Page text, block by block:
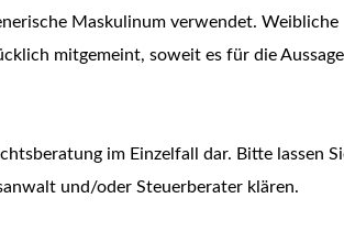
Maskulinum verwendet. Weibliche
mitgemeint, soweit es für die Aussage
im Einzelfall dar. Bitte lassen
und/oder Steuerberater klären.